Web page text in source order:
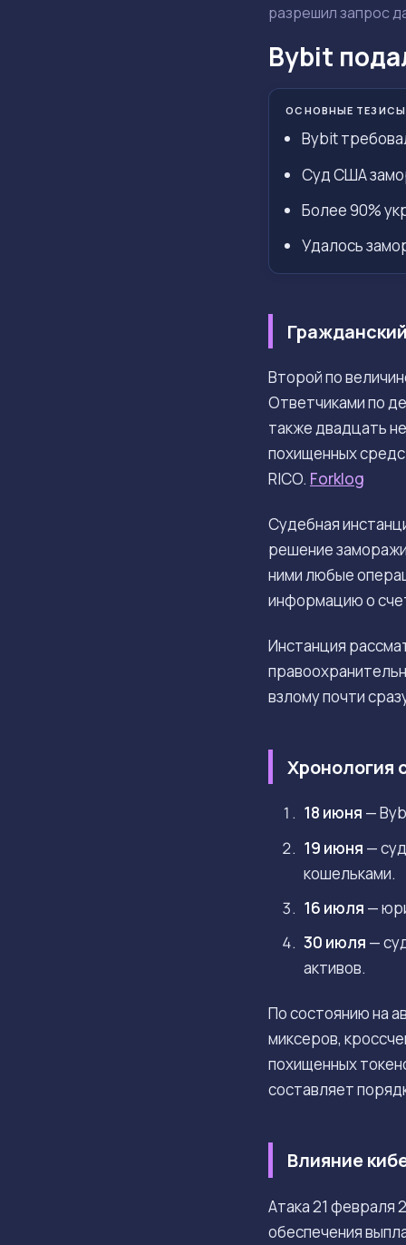
разрешил запрос
Bybit
ОСНОВНЫЕ ТЕЗИСЫ
Bybit
Суд США
Более 90%
Удалось
Второй по
Ответчиками по
также двадцать
похищенных
RICO. Forklog
Судебная
решение
ними любые
информацию о
Инстанция
взлому почти
Хронология
18 июня —
19 июня —
кошельками.
16 июля —
30 июля —
активов.
По состоянию на
миксеров,
похищенных
составляет
Влияние
Атака 21 февраля
обеспечения